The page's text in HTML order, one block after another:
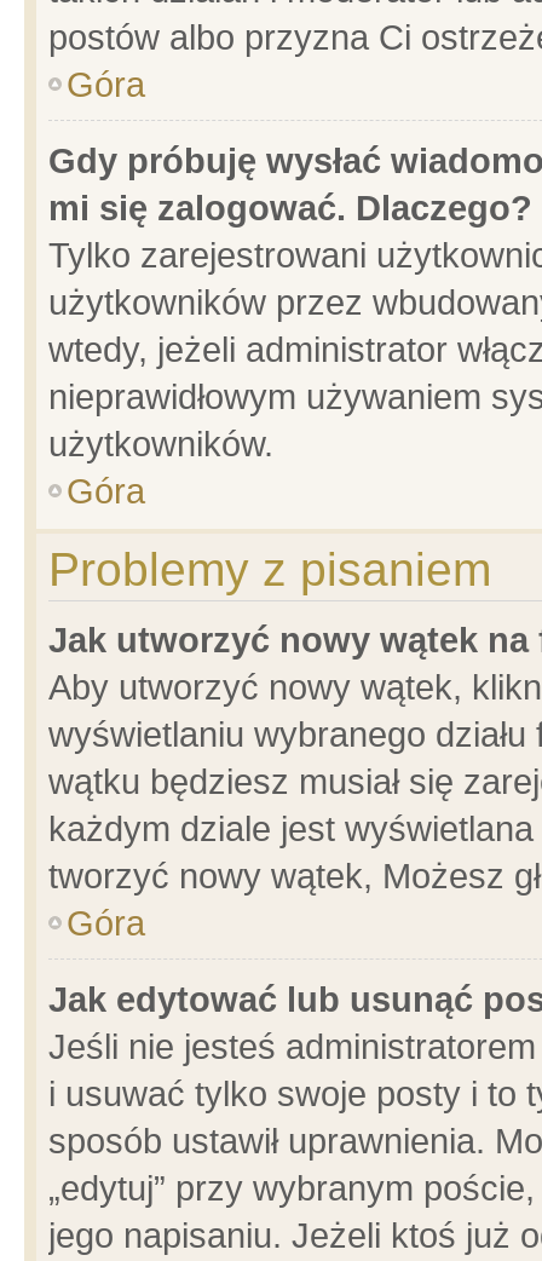
postów albo przyzna Ci
Góra
Gdy próbuję wysłać
mi się zalogować. Dlaczego?
Tylko zarejestrowani
użytkowników przez
wtedy, jeżeli administrator
nieprawidłowym używaniem
użytkowników.
Góra
Problemy z pisaniem
Jak utworzyć nowy wątek na
Aby utworzyć nowy wątek,
wyświetlaniu wybranego
wątku będziesz musiał się
każdym dziale jest
tworzyć nowy wątek, Możesz
Góra
Jak edytować lub usunąć
Jeśli nie jesteś
i usuwać tylko swoje posty i to
sposób ustawił uprawnienia.
„edytuj” przy wybranym
jego napisaniu. Jeżeli ktoś już